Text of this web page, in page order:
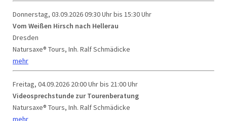
Donnerstag, 03.09.202609:30 Uhr bis 15:30 Uhr
Vom Weißen Hirsch nach Hellerau
Dresden
Natursaxe® Tours, Inh. Ralf Schmädicke
mehr
Freitag, 04.09.2026 20:00 Uhr bis 21:00 Uhr
Videosprechstunde zur Tourenberatung
Natursaxe® Tours, Inh. Ralf Schmädicke
mehr